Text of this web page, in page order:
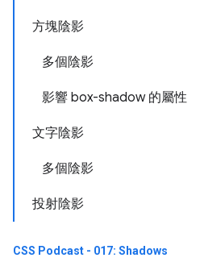
方塊陰影
多個陰影
影響 box-shadow 的屬性
文字陰影
多個陰影
投射陰影
CSS Podcast - 017: Shadows